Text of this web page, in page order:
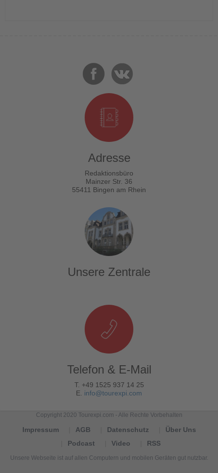
Adresse
Redaktionsbüro
Mainzer Str. 36
55411 Bingen am Rhein
Unsere Zentrale
Telefon & E-Mail
T. +49 1525 937 14 25
E. info@tourexpi.com
Copyright 2020 Tourexpi.com - Alle Rechte Vorbehalten
Impressum AGB Datenschutz
Über Uns
Podcast
Video RSS
Unsere Webseite ist auf allen Computern und mobilen Geräten gut nutzbar.